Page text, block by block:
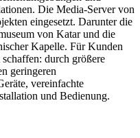
Die Media-Server von
eingesetzt. Darunter die
von Katar und die
Kapelle. Für Kunden
durch größere
geringeren
vereinfachte
und Bedienung.